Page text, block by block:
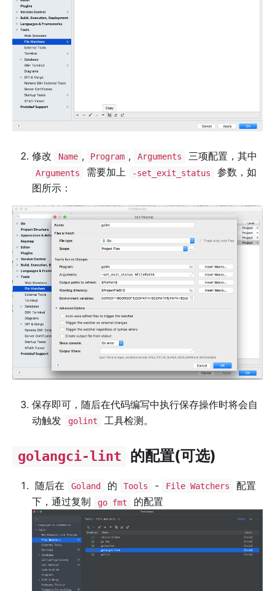
修改 Name , Program , Arguments 三项配置，其中
Arguments 需要加上 -set_exit_status
参数，如
图所示：
保存即可，随后在代码编写中执行保存操作时将会自
动触发
golint 工具检测。
golangci-lint 的配置(可选)
随后在 Goland 的 Tools - File Watchers
配置
下，通过复制
go fmt 的配置